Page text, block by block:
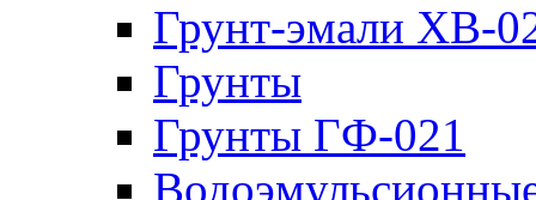
Грунт-эмали ХВ-
Грунты
Грунты ГФ-021